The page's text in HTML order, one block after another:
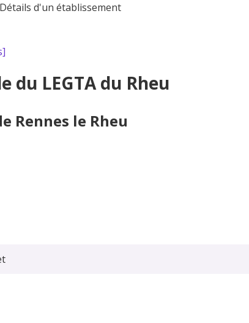
Détails d'un établissement
du LEGTA du Rheu
Rennes le Rheu